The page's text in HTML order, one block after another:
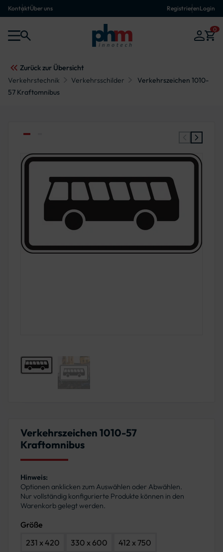
KontaktÜber uns RegistrierenLogin
0
Zurück zur Übersicht
Verkehrstechnik
Verkehrsschilder
Verkehrszeichen 1010-
57 Kraftomnibus
Verkehrszeichen 1010-57
Kraftomnibus
Hinweis:
Optionen anklicken zum Auswählen oder Abwählen.
Nur vollständig konfigurierte Produkte können in den
Warenkorb gelegt werden.
Größe
231 x 420
330 x 600 412 x 750